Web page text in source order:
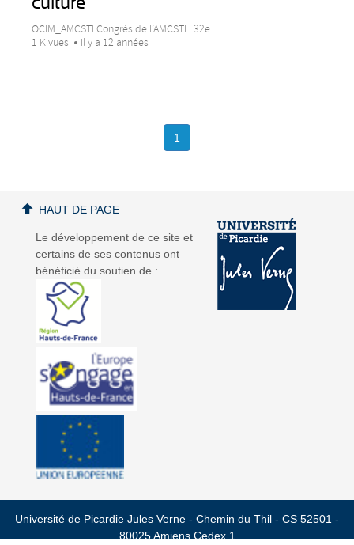
OCIM_AMCSTI Congrès de l’AMCSTI : 32e...
1 K vues
Il y a 12 années
1
Le développement de ce site et
certains de ses contenus ont
bénéficié du soutien de :
Université de Picardie Jules Verne - Chemin du Thil - CS 52501 -
80025 Amiens Cedex 1
HAUT DE PAGE